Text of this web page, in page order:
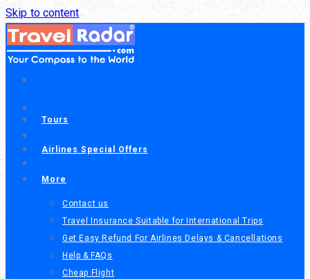
Skip to content
Tours
Airlines Special Offers
More
Contact us
Travel Insurance Suitable for International Trips
Get Easy Refund For Airlines Delays & Cancellations
Help & FAQs
Cheap Flight